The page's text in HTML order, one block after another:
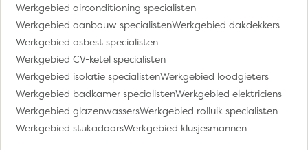
Werkgebied airconditioning specialisten
Werkgebied aanbouw specialistenWerkgebied dakdekkers
Werkgebied asbest specialisten
Werkgebied CV-ketel specialisten
Werkgebied isolatie specialistenWerkgebied loodgieters
Werkgebied badkamer specialistenWerkgebied elektriciens
Werkgebied glazenwassersWerkgebied rolluik specialisten
Werkgebied stukadoorsWerkgebied klusjesmannen